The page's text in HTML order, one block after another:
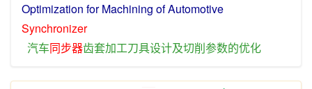
Optimization forMachining ofAutomotive
Synchronizer
汽车同步器齿套加工刀具设计及切削参数的优化